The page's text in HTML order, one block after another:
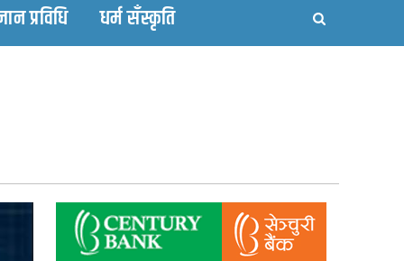
प्रविधि धर्म सँस्कृति